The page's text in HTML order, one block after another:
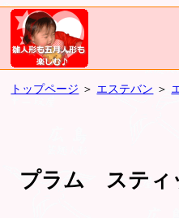
トップページ ＞ エステバン ＞
プラム スティ